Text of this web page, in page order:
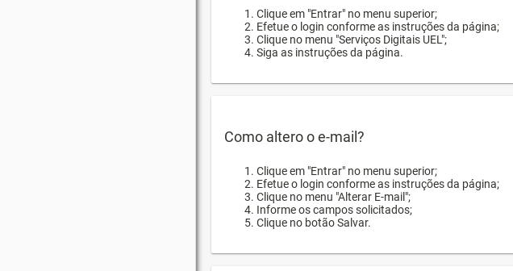
Clique em "Entrar" no menu superior;
Efetue o login conforme as instruções da página;
Clique no menu "Serviços Digitais UEL";
Siga as instruções da página.
Como altero o e-mail?
Clique em "Entrar" no menu superior;
Efetue o login conforme as instruções da página;
Clique no menu "Alterar E-mail";
Informe os campos solicitados;
Clique no botão Salvar.